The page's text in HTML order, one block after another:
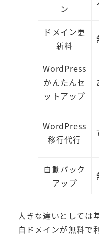
ン
ドメイン更
新料
WordPress
かんたんセ
ットアップ
WordPress
移行代行
自動バック
アップ
大きな違いとしては
自ドメインが無料で